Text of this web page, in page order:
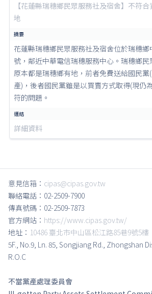
【花蓮縣瑞穗鄉民眾服務社及宿舍】不符
地
花蓮縣瑞穗鄉民眾服務社及宿舍位於瑞穗鄉
號，鄰近中華電信瑞穗服務中心。瑞穗鄉
原本都是瑞穗鄉有地，前者免費送給國民黨
產)，後者國民黨雖是以買賣方式取得(現仍
符的問題。
詳細資料
意見信箱： cipas@cipas.gov.tw
聯絡電話：02-2509-7900
傳真號碼：02-2509-7873
官方網站： https://www.cipas.gov.tw/
地址： 10486 臺北市中山區松江路85巷9號5樓
5F., No.9, Ln. 85, Songjiang Rd., Zhongshan
R.O.C
不當黨產處理委員會